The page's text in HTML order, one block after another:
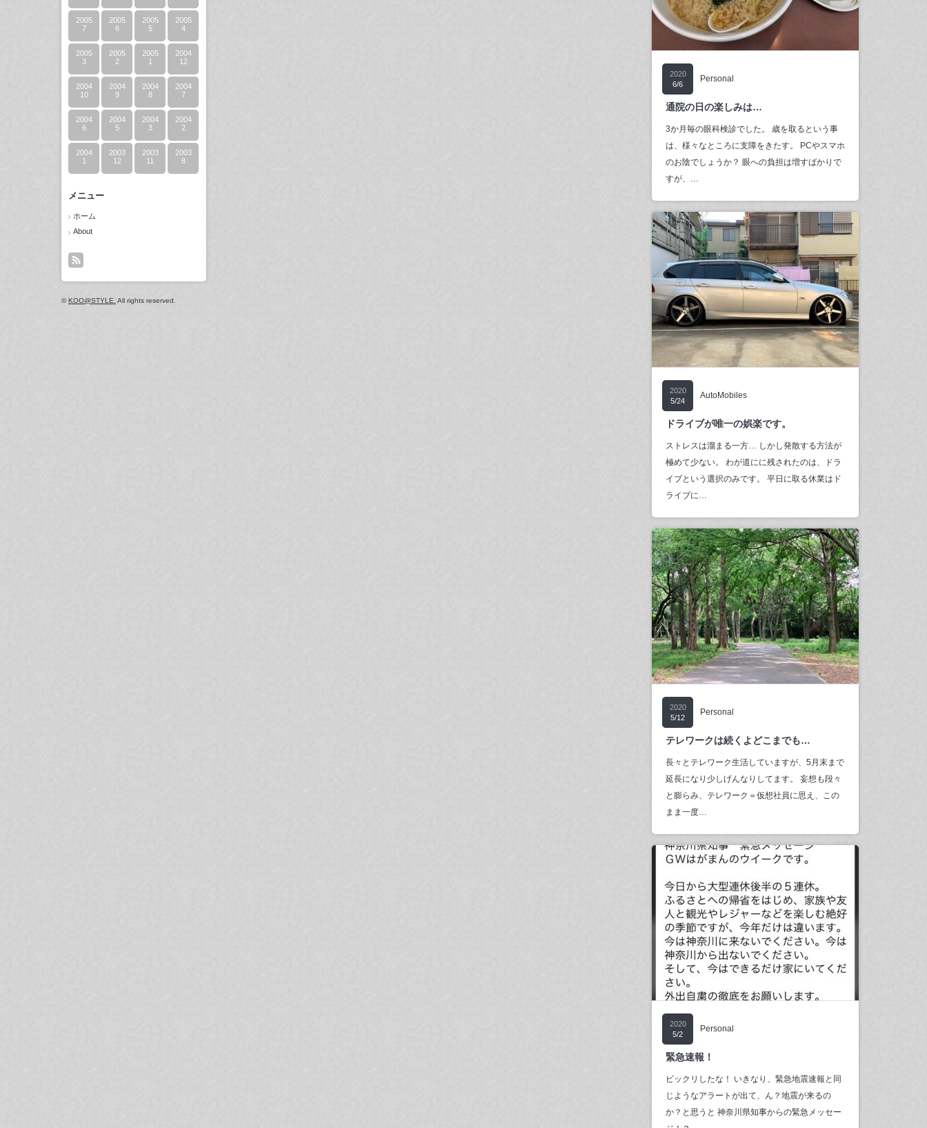
2005
7
2005
6
2005
5
2005
4
2005
3
2005
2
2005
1
2004
12
2004
10
2004
9
2004
8
2004
7
2004
6
2004
5
2004
3
2004
2
2004
1
2003
12
2003
11
2003
8
メニュー
ホーム
About
©KOO@STYLE. All rights reserved.
2020
6/6
Personal
通院の日の楽しみは…
3か月毎の眼科検診でした。 歳を取るという事
は、様々なところに支障をきたす。 PCやスマホ
のお陰でしょうか？ 眼への負担は増すばかりで
すが、…
2020
5/24
AutoMobiles
ドライブが唯一の娯楽です。
ストレスは溜まる一方… しかし発散する方法が
極めて少ない。 わが道にに残されたのは、ドラ
イブという選択のみです。 平日に取る休業はド
ライブに…
2020
5/12
Personal
テレワークは続くよどこまでも…
長々とテレワーク生活していますが、5月末まで
延長になり少しげんなりしてます。 妄想も段々
と膨らみ、テレワーク＝仮想社員に思え、この
まま一度…
2020
5/2
Personal
緊急速報！
ビックリしたな！ いきなり、緊急地震速報と同
じようなアラートが出て、ん？地震が来るの
か？と思うと 神奈川県知事からの緊急メッセー